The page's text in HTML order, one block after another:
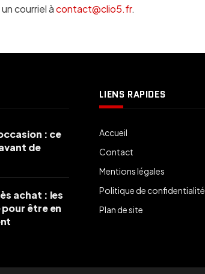
courriel àcontact@clio5.fr.
: ce
de
achat : les
être en
LIENS RAPIDES
Accueil
Contact
Mentions légales
Politique de confidentialité
Plan de site